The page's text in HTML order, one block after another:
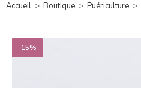
Accueil > Boutique > Puériculture >
-15%